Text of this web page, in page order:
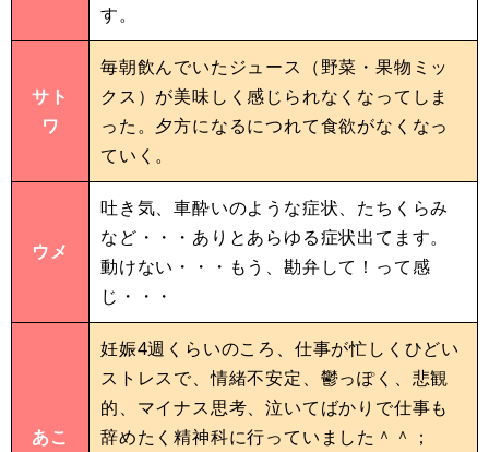
す。
サト
ワ
毎朝飲んでいたジュース（野菜・果物ミッ
クス）が美味しく感じられなくなってしま
った。夕方になるにつれて食欲がなくなっ
ていく。
ウメ
吐き気、車酔いのような症状、たちくらみ
など・・・ありとあらゆる症状出てます。
動けない・・・もう、勘弁して！って感
じ・・・
あこ
妊娠4週くらいのころ、仕事が忙しくひどい
ストレスで、情緒不安定、鬱っぽく、悲観
的、マイナス思考、泣いてばかりで仕事も
辞めたく精神科に行っていました＾＾；